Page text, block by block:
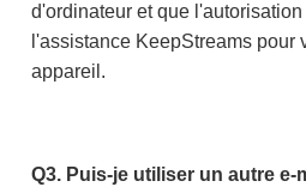
d'ordinateur et que
l'assistance KeepStreams pour
appareil.
Q3. Puis-je utiliser un autre e-